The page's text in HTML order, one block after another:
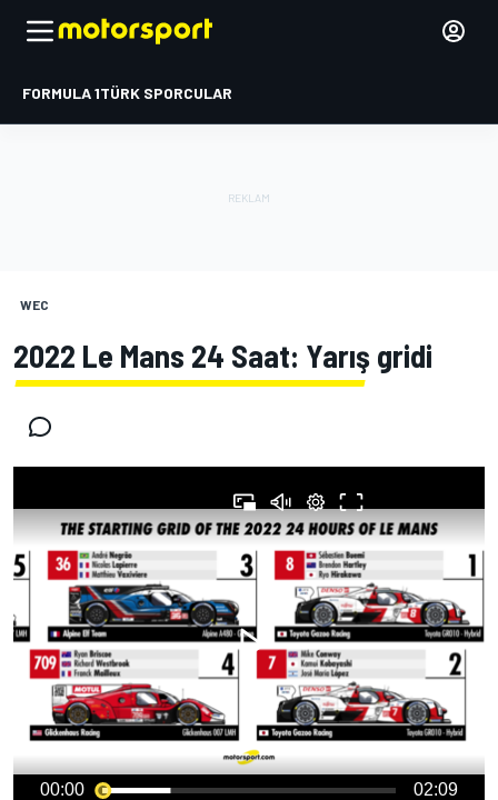
FORMULA 1TÜRK SPORCULAR
WEC
2022 Le Mans 24 Saat: Yarış gridi
00:00 02:09